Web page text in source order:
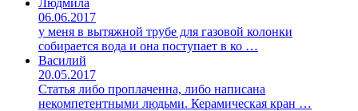
06.06.2017
у меня в вытяжной трубе для газовой колонки
собирается вода и она поступает в ко …
Василий
20.05.2017
Статья либо проплаченна, либо написана
некомпетентными людьми. Керамическая кран …